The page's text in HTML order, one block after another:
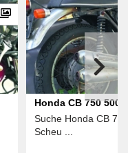
Honda CB 750 500
Suche Honda CB
Scheu ...